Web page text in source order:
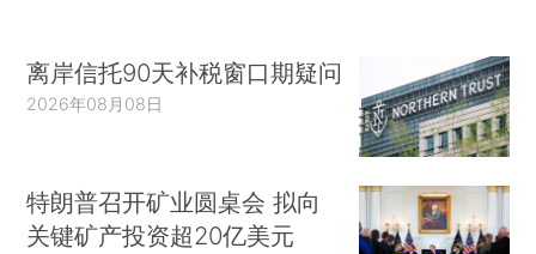
离岸信托90天补税窗口期疑问
2026年08月08日
特朗普召开矿业圆桌会 拟向
关键矿产投资超20亿美元